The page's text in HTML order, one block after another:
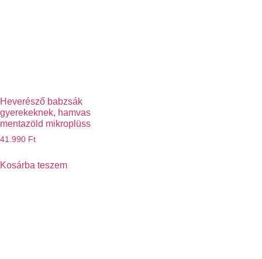
Heverésző babzsák
gyerekeknek, hamvas
mentazöld mikroplüss
41.990 Ft
Kosárba teszem